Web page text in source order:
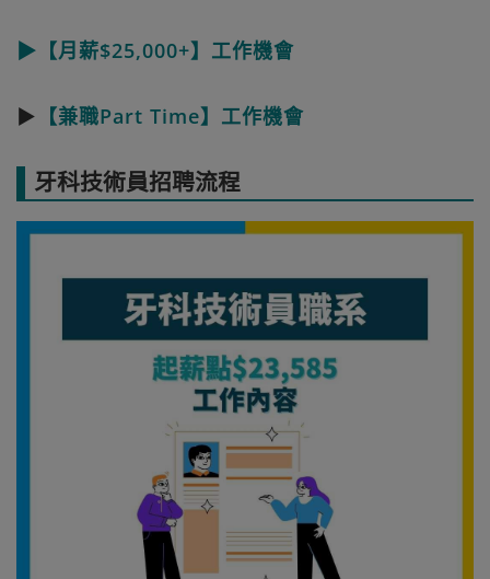
▶【月薪$25,000+】工作機會
▶ 【兼職Part Time】工作機會
牙科技術員招聘流程